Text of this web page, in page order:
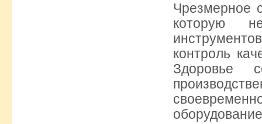
Чрезмерное
которую
контроль
Здоровье